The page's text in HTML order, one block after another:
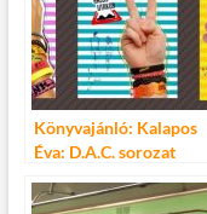
Könyvajánló: Kalapos
Éva: D.A.C. sorozat